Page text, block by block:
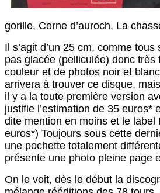
gorille, Corne d’auroch, La
Il s’agit d’un 25 cm, comme
pas glacée (pelliculée) donc
couleur et de photos noir et
arrivera à trouver ce disque,
il y a la toute première version
justifie l’estimation de 35
dite mention en moins et le
euros*) Toujours sous cette
une pochette totalement
présente une photo pleine page
On le voit, dès le début la